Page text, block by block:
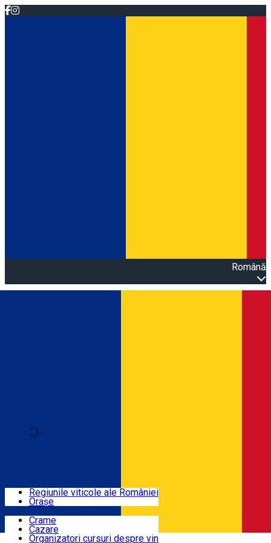
Română
Locuri cu vin
Rute
Regiunile viticole ale României
Orașe
Crame
Cazare
Organizatori cursuri despre vin